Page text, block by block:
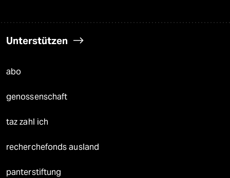
Unterstützen
abo
genossenschaft
taz zahl ich
recherchefonds ausland
panterstiftung